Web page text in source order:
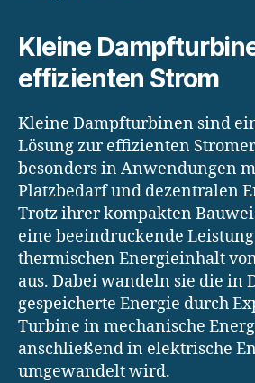
Kleine
effizienten Strom
Kleine Dampfturbinen sind
Lösung zur effizienten
besonders in Anwendungen
Platzbedarf und dezentralen
Trotz ihrer kompakten
eine beeindruckende
thermischen Energieinhalt
aus. Dabei wandeln sie die in
gespeicherte Energie durch
Turbine in mechanische
anschließend in elektrische
umgewandelt wird.